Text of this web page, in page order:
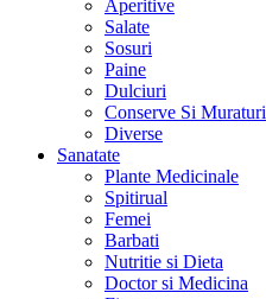
Aperitive
Salate
Sosuri
Paine
Dulciuri
Conserve Si Muraturi
Diverse
Sanatate
Plante Medicinale
Spitirual
Femei
Barbati
Nutritie si Dieta
Doctor si Medicina